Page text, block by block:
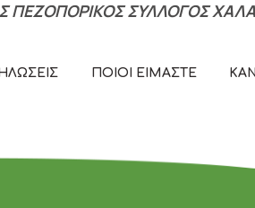
ΠΕΖΟΠΟΡΙΚΟΣ ΣΥΛΛΟΓΟΣ
ΠΟΙΟΊ ΕΊΜΑΣΤΕ